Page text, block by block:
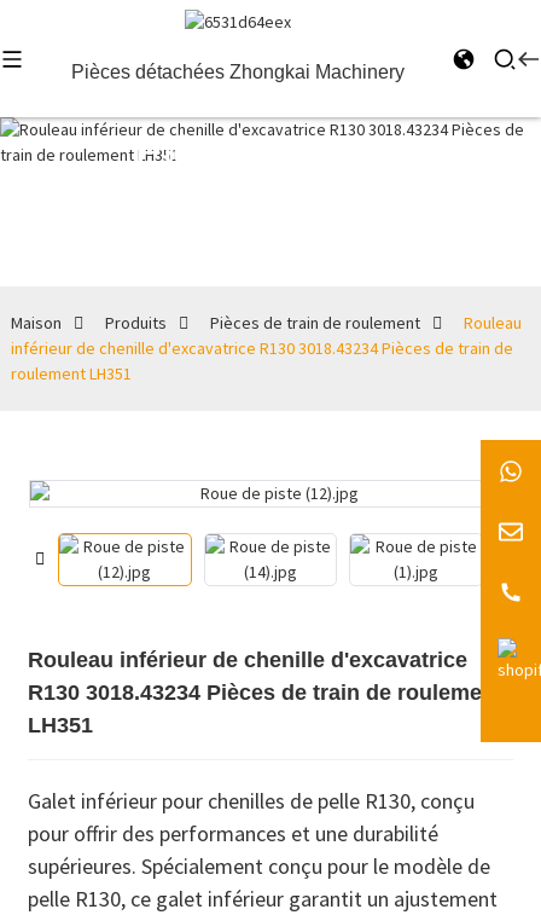
Pièces détachées Zhongkai Machinery
Pièces de
Maison Produits Pièces de train de roulement
Rouleau
inférieur de chenille d'excavatrice R130 3018.43234 Pièces de train de
roulement LH351
Rouleau inférieur de chenille d'excavatrice
R130 3018.43234 Pièces de train de roulement
LH351
Galet inférieur pour chenilles de pelle R130, conçu
pour offrir des performances et une durabilité
supérieures. Spécialement conçu pour le modèle de
pelle R130, ce galet inférieur garantit un ajustement